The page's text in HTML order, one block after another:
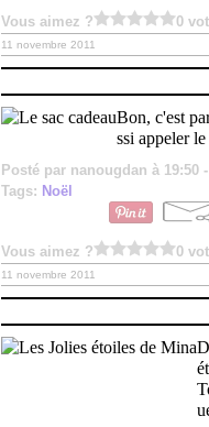
Vous aimez ? 0
11 novembre 2011
Bon, c'est
ssi appeler
Posté par nanougdan à 19:50 -
Tags: Noël
Vous aimez ? 0
11 novembre 2011